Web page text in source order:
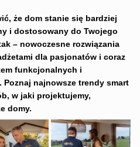
że dom stanie się bardziej
i dostosowany do Twojego
– nowoczesne rozwiązania
dla pasjonatów i coraz
funkcjonalnych i
najnowsze trendy smart
w jaki projektujemy,
domy.